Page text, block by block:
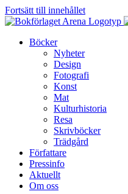
Fortsätt till innehållet
Böcker
Nyheter
Design
Fotografi
Konst
Mat
Kulturhistoria
Resa
Skrivböcker
Trädgård
Författare
Pressinfo
Aktuellt
Om oss